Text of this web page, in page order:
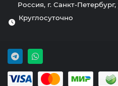
Россия, г. Санкт-
Круглосуточно